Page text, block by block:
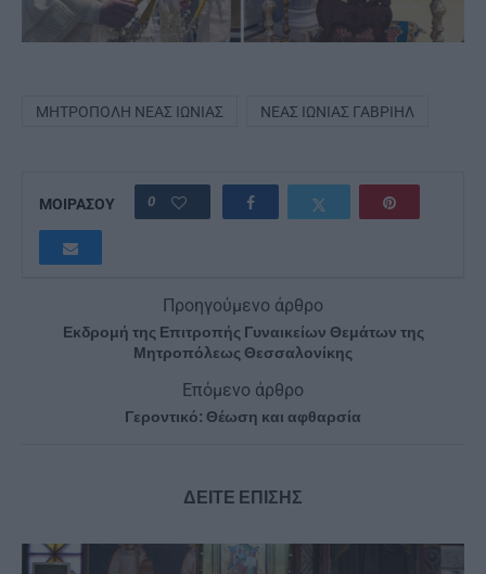
ΜΗΤΡΌΠΟΛΗ ΝΈΑΣ ΙΩΝΊΑΣ ΝΈΑΣ ΙΩΝΊΑΣ ΓΑΒΡΙΉΛ
ΜΟΙΡΑΣΟΥ 0
Προηγούμενο άρθρο
Εκδρομή της Επιτροπής Γυναικείων Θεμάτων της
Μητροπόλεως Θεσσαλονίκης
Επόμενο άρθρο
Γεροντικό: Θέωση και αφθαρσία
ΔΕΙΤΕ ΕΠΙΣΗΣ